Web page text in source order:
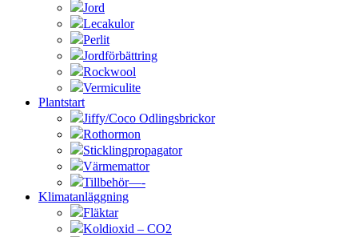
Jord
Lecakulor
Perlit
Jordförbättring
Rockwool
Vermiculite
Plantstart
Jiffy/Coco Odlingsbrickor
Rothormon
Sticklingpropagator
Värmemattor
Tillbehör—-
Klimatanläggning
Fläktar
Koldioxid – CO2